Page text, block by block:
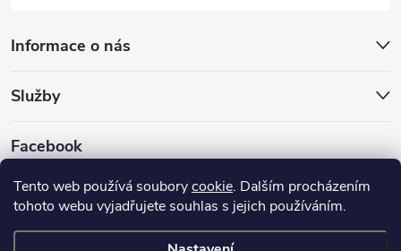
Tento web používá souborycookie. Dalším procházením
tohoto webu vyjadřujete souhlas s jejich používáním.
Informace o nás
Služby
Facebook